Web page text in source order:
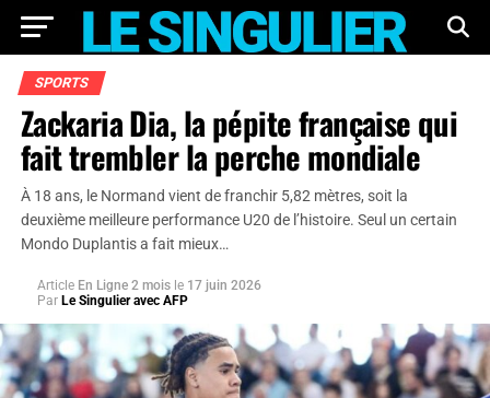
SPORTS
Zackaria Dia, la pépite française qui
fait trembler la perche mondiale
À 18 ans, le Normand vient de franchir 5,82 mètres, soit la
deuxième meilleure performance U20 de l’histoire. Seul un certain
Mondo Duplantis a fait mieux…
Article En Ligne 2 mois le 17 juin 2026
Par Le Singulier avec AFP